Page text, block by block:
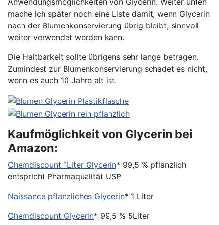
Anwendungsmöglichkeiten von Glycerin. Weiter unten
mache ich später noch eine Liste damit, wenn Glycerin
nach der Blumenkonservierung übrig bleibt, sinnvoll
weiter verwendet werden kann.
Die Haltbarkeit sollte übrigens sehr lange betragen.
Zumindest zur Blumenkonservierung schadet es nicht,
wenn es auch 10 Jahre alt ist.
Kaufmöglichkeit von Glycerin bei
Amazon:
Chemdiscount 1Liter Glycerin* 99,5 % pflanzlich
entspricht Pharmaqualität USP
Naissance pflanzliches Glycerin* 1 Liter
Chemdiscount Glycerin* 99,5 % 5Liter